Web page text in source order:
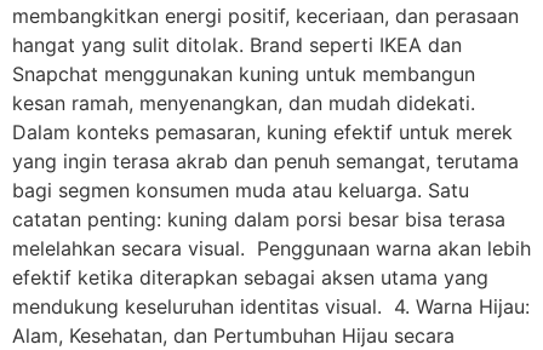
membangkitkan energi positif, keceriaan, dan perasaan
hangat yang sulit ditolak. Brand seperti IKEA dan
Snapchat menggunakan kuning untuk membangun
kesan ramah, menyenangkan, dan mudah didekati.
Dalam konteks pemasaran, kuning efektif untuk merek
yang ingin terasa akrab dan penuh semangat, terutama
bagi segmen konsumen muda atau keluarga. Satu
catatan penting: kuning dalam porsi besar bisa terasa
melelahkan secara visual. Penggunaan warna akan lebih
efektif ketika diterapkan sebagai aksen utama yang
mendukung keseluruhan identitas visual. 4. Warna Hijau:
Alam, Kesehatan, dan Pertumbuhan Hijau secara